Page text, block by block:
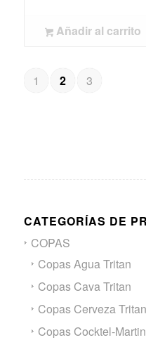
Añadir al carrito
1 2 3
CATEGORÍAS DE
COPAS
Copas Agua Tritan
Copas Cava Tritan
Copas Cerveza Tritan
Copas Cocktel-